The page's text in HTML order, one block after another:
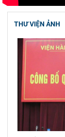
THƯ VIỆN ẢNH